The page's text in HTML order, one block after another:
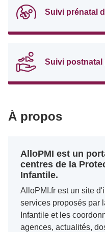
Suivi prénatal
Suivi postnatal
À propos
AlloPMI est un
centres de la
Infantile.
AlloPMI.fr est un site
services proposés par
Infantile et les
agences, actualités,